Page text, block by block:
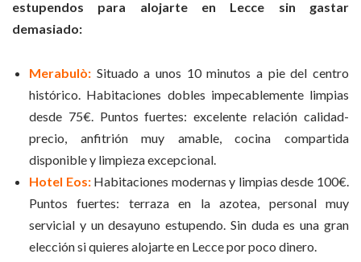
estupendos para alojarte en Lecce sin gastar
demasiado:
Merabulò: Situado a unos 10 minutos a pie del centro
histórico. Habitaciones dobles impecablemente limpias
desde 75€. Puntos fuertes: excelente relación calidad-
precio, anfitrión muy amable, cocina compartida
disponible y limpieza excepcional.
Hotel Eos:Habitaciones modernas y limpias desde 100€.
Puntos fuertes: terraza en la azotea, personal muy
servicial y un desayuno estupendo. Sin duda es una gran
elección si quieres alojarte en Lecce por poco dinero.